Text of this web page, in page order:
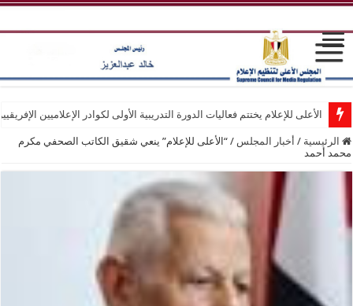
الأعلى للإعلام يختتم فعاليات الدورة التدريبية الأولى لكوادر الإعلاميين
الرئيسية / أخبار المجلس / “الأعلى للإعلام” ينعي شقيق الكاتب الصحفي مكرم
محمد أحمد